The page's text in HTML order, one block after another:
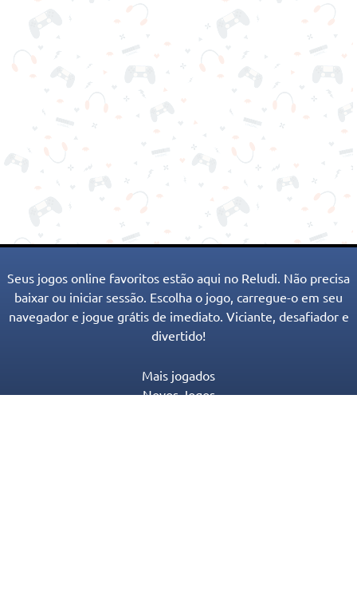
Seus jogos online favoritos estão aqui no Reludi. Não precisa
baixar ou iniciar sessão. Escolha o jogo, carregue-o em seu
navegador e jogue grátis de imediato. Viciante, desafiador e
divertido!
Mais jogados
Novos Jogos